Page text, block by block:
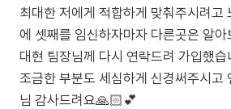
최대한 저에게 적합하게 맞춰주시려고
에 셋째를 임신하자마자 다른곳은 알아
대현 팀장님께 다시 연락드려 가입했습
조금한 부분도 세심하게 신경써주시고
님 감사드려요🙏🏻💕